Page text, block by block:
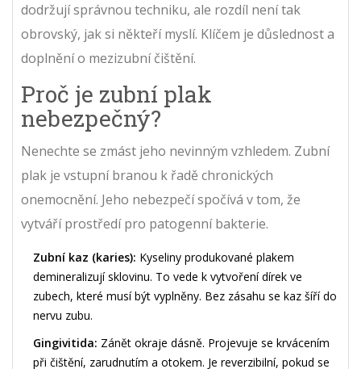
dodržují správnou techniku, ale rozdíl není tak
obrovský, jak si někteří myslí. Klíčem je důslednost a
doplnění o mezizubní čištění.
Proč je zubní plak
nebezpečný?
Nenechte se zmást jeho nevinným vzhledem. Zubní
plak je vstupní branou k řadě chronických
onemocnění. Jeho nebezpečí spočívá v tom, že
vytváří prostředí pro patogenní bakterie.
Zubní kaz (karies): Kyseliny produkované plakem
demineralizují sklovinu. To vede k vytvoření dírek ve
zubech, které musí být vyplněny. Bez zásahu se kaz šíří do
nervu zubu.
Gingivitida: Zánět okraje dásně. Projevuje se krvácením
při čištění, zarudnutím a otokem. Je reverzibilní, pokud se